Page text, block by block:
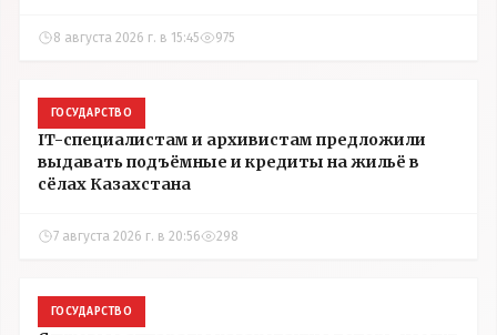
8 августа 2026 г. в 15:45 975
ГОСУДАРСТВО
IT-специалистам и архивистам предложили
выдавать подъёмные и кредиты на жильё в
сёлах Казахстана
7 августа 2026 г. в 20:56 298
ГОСУДАРСТВО